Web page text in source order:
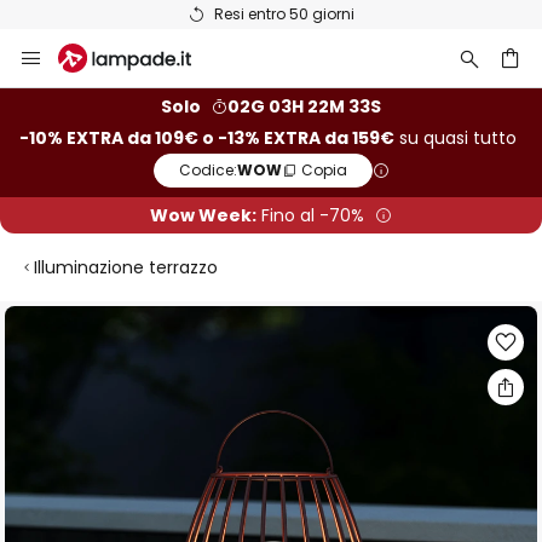
Resi entro 50 giorni
Salta
al
Solo
02G 03H 22M 32S
-10% EXTRA da 109€ o -13% EXTRA da 159€ su quasi tutto
Codice:WOW Copia
Wow Week: Fino al -70%
Illuminazione terrazzo
Vai
immagini